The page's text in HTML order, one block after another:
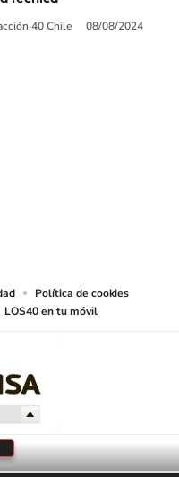
40 Chile 08/08/2024
Política de cookies
LOS40 en tu móvil